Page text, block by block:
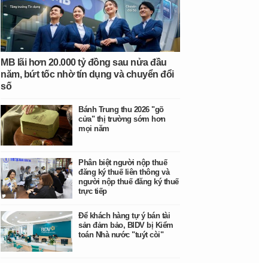
MB lãi hơn 20.000 tỷ đồng sau nửa đầu
năm, bứt tốc nhờ tín dụng và chuyển đổi
số
Bánh Trung thu 2026 "gõ
cửa" thị trường sớm hơn
mọi năm
Phân biệt người nộp thuế
đăng ký thuế liên thông và
người nộp thuế đăng ký thuế
trực tiếp
Để khách hàng tự ý bán tài
sản đảm bảo, BIDV bị Kiểm
toán Nhà nước "tuýt còi"